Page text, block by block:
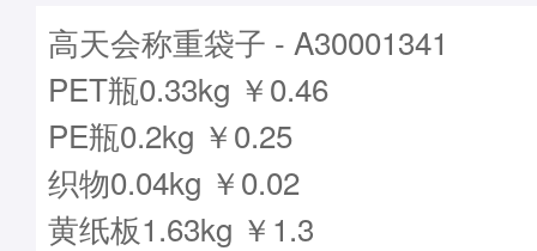
高天会称重袋子 - A30001341
PET瓶0.33kg ￥0.46
PE瓶0.2kg ￥0.25
织物0.04kg ￥0.02
黄纸板1.63kg ￥1.3